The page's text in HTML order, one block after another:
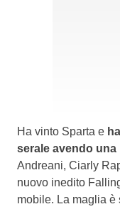
Ha vinto Sparta e
serale avendo una
Andreani, Ciarly
nuovo inedito
mobile. La maglia è